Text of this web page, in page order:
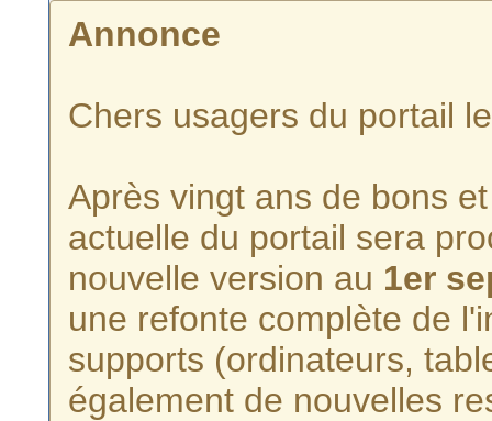
Annonce
Chers usagers du portail
Après vingt ans de bons
actuelle du portail sera
nouvelle version au 1er
une refonte complète de
supports (ordinateurs,
également de nouvelles